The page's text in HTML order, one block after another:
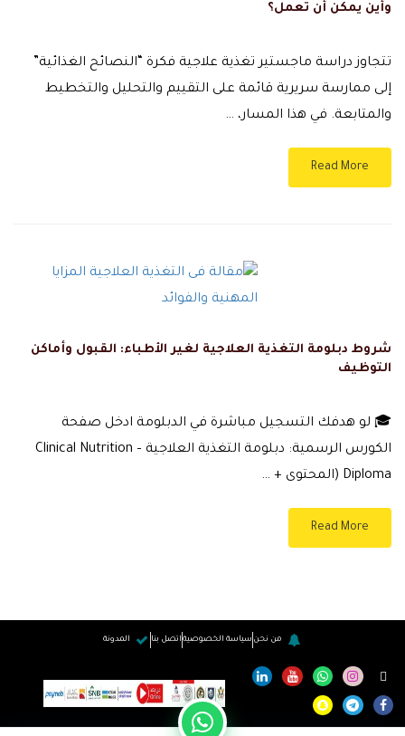
وأين يمكن أن تعمل؟
تتجاوز دراسة ماجستير تغذية علاجية فكرة “النصائح الغذائية”
إلى ممارسة سريرية قائمة على التقييم والتحليل والتخطيط
والمتابعة. في هذا المسار، …
Read More
شروط دبلومة التغذية العلاجية لغير الأطباء: القبول وأماكن
التوظيف
🎓 لو هدفك التسجيل مباشرة في الدبلومة ادخل صفحة
الكورس الرسمية: دبلومة التغذية العلاجية – Clinical Nutrition
Diploma (المحتوى + …
Read More
من نحن سياسة الخصوصية اتصل بنا المدونة